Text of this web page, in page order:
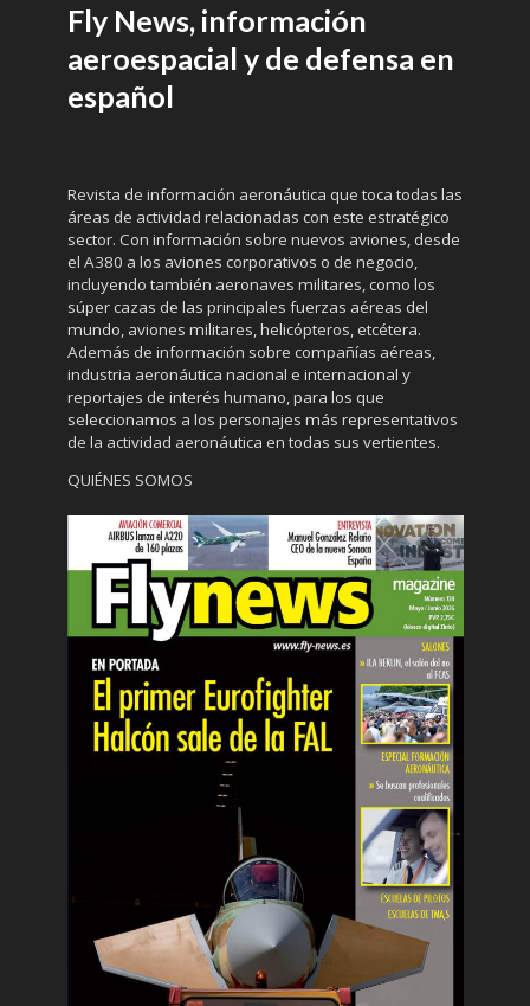
Fly News, información
aeroespacial y de defensa en
español
Revista de información aeronáutica que toca todas las
áreas de actividad relacionadas con este estratégico
sector. Con información sobre nuevos aviones, desde
el A380 a los aviones corporativos o de negocio,
incluyendo también aeronaves militares, como los
súper cazas de las principales fuerzas aéreas del
mundo, aviones militares, helicópteros, etcétera.
Además de información sobre compañías aéreas,
industria aeronáutica nacional e internacional y
reportajes de interés humano, para los que
seleccionamos a los personajes más representativos
de la actividad aeronáutica en todas sus vertientes.
QUIÉNES SOMOS